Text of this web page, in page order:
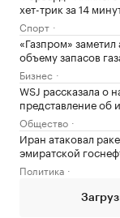
хет-трик за 14
Спорт
«Газпром»
объему запасов
Бизнес
WSJ рассказала о
представление об
Общество
Иран атаковал
эмиратской
Политика